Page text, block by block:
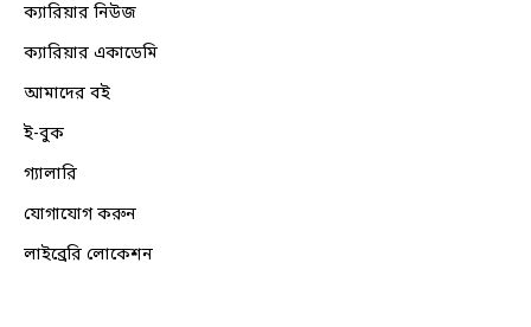
ক্যারিয়ার নিউজ
ক্যারিয়ার একাডেমি
আমাদের বই
ই-বুক
গ্যালারি
যোগাযোগ করুন
লাইব্রেরি লোকেশন